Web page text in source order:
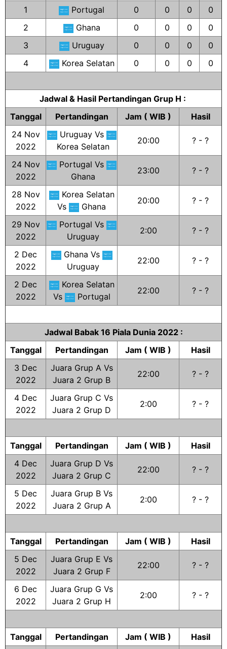
1 Portugal 0 0 0
0
2
Ghana 0 0 0
0
3
Uruguay 0 0 0
0
4
Korea Selatan 0 0 0 0
Jadwal & Hasil Pertandingan Grup H :
Tanggal
Pertandingan Jam ( WIB )
Hasil
24 Nov
2022
Uruguay Vs
Korea Selatan
20:00 ? - ?
24 Nov
2022
Portugal Vs
Ghana
23:00 ? - ?
28 Nov
2022
Korea Selatan
Vs
Ghana
20:00 ? - ?
29 Nov
2022
Portugal Vs
Uruguay
2:00 ? - ?
2 Dec
2022
Ghana Vs
Uruguay
22:00 ? - ?
2 Dec
2022
Korea Selatan
Vs
Portugal
22:00 ? - ?
Jadwal Babak 16 Piala Dunia 2022 :
Tanggal
Pertandingan Jam ( WIB )
Hasil
3 Dec
2022
Juara Grup A Vs
Juara 2 Grup B
22:00 ? - ?
4 Dec
2022
Juara Grup C Vs
Juara 2 Grup D
2:00 ? - ?
Tanggal Pertandingan Jam ( WIB )
Hasil
4 Dec
2022
Juara Grup D Vs
Juara 2 Grup C
22:00 ? - ?
5 Dec
2022
Juara Grup B Vs
Juara 2 Grup A
2:00 ? - ?
Tanggal Pertandingan Jam ( WIB )
Hasil
5 Dec
2022
Juara Grup E Vs
Juara 2 Grup F
22:00 ? - ?
6 Dec
2022
Juara Grup G Vs
Juara 2 Grup H
2:00 ? - ?
Tanggal Pertandingan Jam ( WIB )
Hasil